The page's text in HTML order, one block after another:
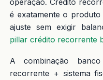
é exatamente o
ajuste sem exigir
pillar crédito recorrente
A combinação
recorrente + sistema